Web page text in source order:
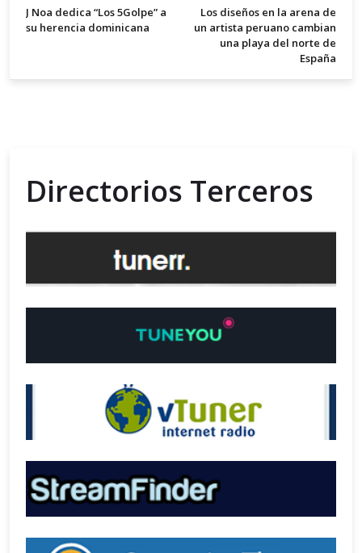
J Noa dedica “Los 5Golpe” a
su herencia dominicana
Los diseños en la arena de
un artista peruano cambian
una playa del norte de
España
Directorios Terceros